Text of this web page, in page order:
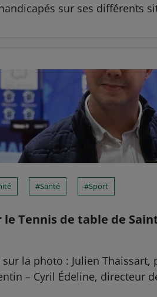
sur ses différents
Santé Sport
le Tennis de table de
la photo : Julien
– Cyril Édeline, directeur